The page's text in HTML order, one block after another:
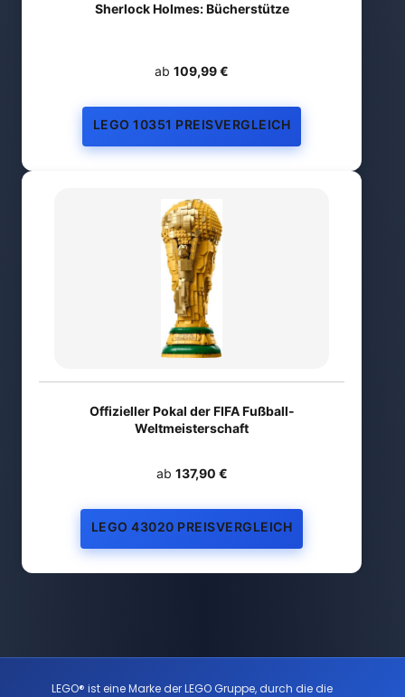
Sherlock Holmes: Bücherstütze
ab 109,99 €
LEGO 10351 PREISVERGLEICH
Offizieller Pokal der FIFA Fußball-
Weltmeisterschaft
ab 137,90 €
LEGO 43020 PREISVERGLEICH
LEGO® ist eine Marke der LEGO Gruppe, durch die die